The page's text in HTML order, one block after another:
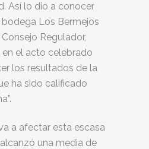
Así lo dio a conocer
bodega Los Bermejos
Regulador,
el acto celebrado
los resultados de la
ha sido calificado
a afectar esta escasa
una media de